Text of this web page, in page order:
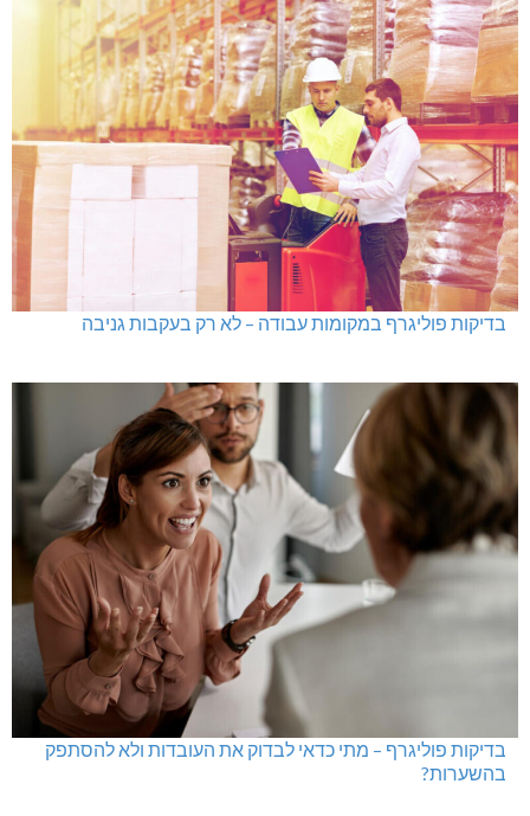
בדיקות פוליגרף במקומות עבודה – לא רק בעקבות גניבה
בדיקות פוליגרף – מתי כדאי לבדוק את העובדות ולא להסתפק
בהשערות?